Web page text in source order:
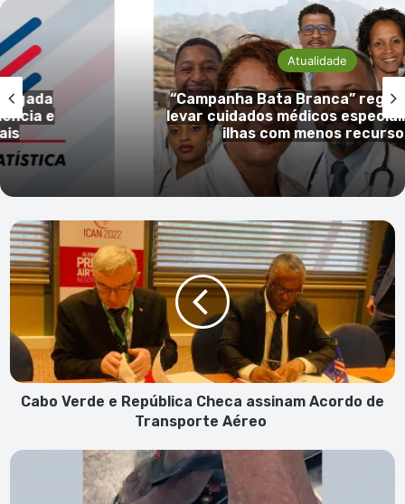
e
Atualidade
“Campanha Bata Branca”
levar cuidados médicos
ilhas com menos recursos
Cabo
Verde
e
República
Acordo
Transporte
Aéreo
Cabo Verde e República Checa assinam Acordo de
Transporte Aéreo
Idosa